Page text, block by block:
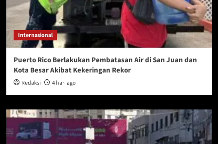
Internasional
Puerto Rico Berlakukan Pembatasan Air di San Juan dan
Kota Besar Akibat Kekeringan Rekor
Redaksi 4 hari ago